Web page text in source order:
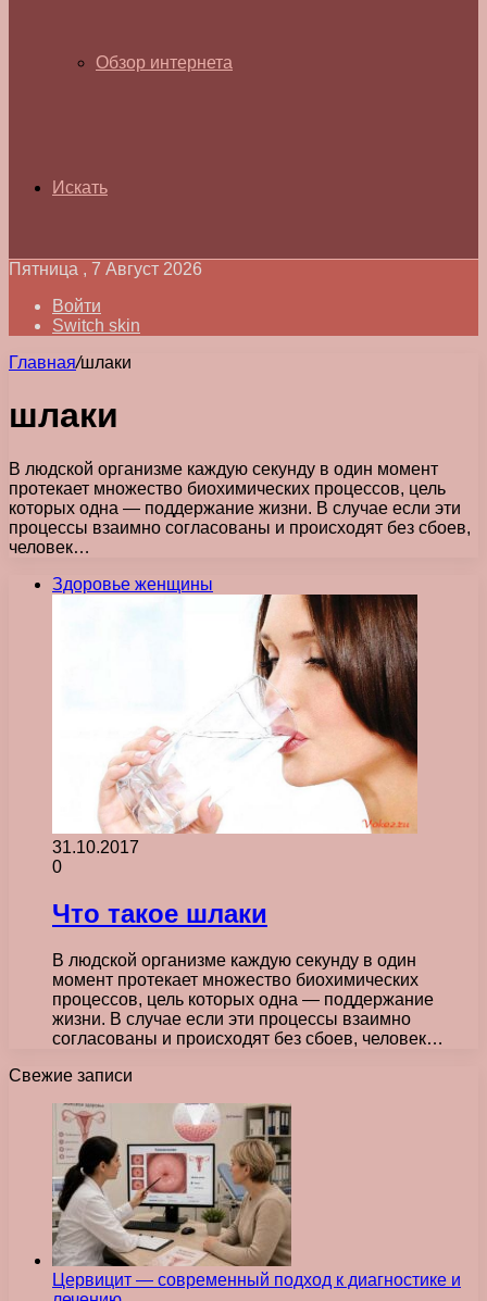
Обзор интернета
Искать
Пятница , 7 Август 2026
Войти
Switch skin
Главная/шлаки
шлаки
В людской организме каждую секунду в один момент
протекает множество биохимических процессов, цель
которых одна — поддержание жизни. В случае если эти
процессы взаимно согласованы и происходят без сбоев,
человек…
Здоровье женщины
31.10.2017
0
Что такое шлаки
В людской организме каждую секунду в один
момент протекает множество биохимических
процессов, цель которых одна — поддержание
жизни. В случае если эти процессы взаимно
согласованы и происходят без сбоев, человек…
Свежие записи
Цервицит — современный подход к диагностике и